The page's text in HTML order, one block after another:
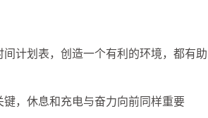
计划表，创造一个有利的环境，都有助
，休息和充电与奋力向前同样重要